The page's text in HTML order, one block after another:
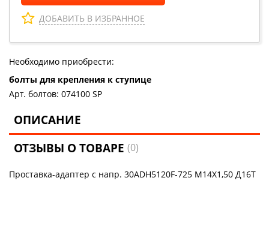
ДОБАВИТЬ В ИЗБРАННОЕ
Необходимо приобрести:
болты для крепления к ступице
Арт. болтов: 074100 SP
ОПИСАНИЕ
ОТЗЫВЫ О ТОВАРЕ(0)
Проставка-адаптер с напр. 30ADH5120F-725 М14Х1,50 Д16Т